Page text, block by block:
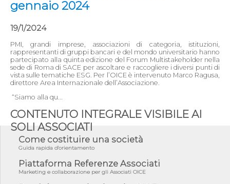
gennaio 2024
19/1/2024
PMI, grandi imprese, associazioni di categoria, istituzioni,
rappresentanti di gruppi bancari e del mondo universitario hanno
partecipato alla quinta edizione del Forum Multistakeholder nella
sede di Roma di SACE per ascoltare e raccogliere i diversi punti di
vista sulle tematiche ESG. Per l’OICE è intervenuto Marco Ragusa,
direttore Area Internazionale dell’Associazione.
“Siamo alla qu...
CONTENUTO INTEGRALE VISIBILE AI
SOLI ASSOCIATI
Come costituire una società
Guida rapida d'orientamento
Piattaforma Referenze Associati
Marketing e collaborazione per gli Associati OICE